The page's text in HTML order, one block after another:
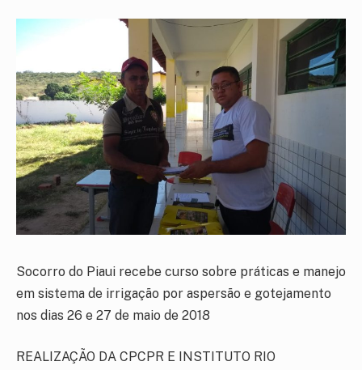
Socorro do Piaui recebe curso sobre práticas e manejo
em sistema de irrigação por aspersão e gotejamento
nos dias 26 e 27 de maio de 2018
REALIZAÇÃO DA CPCPR E INSTITUTO RIO